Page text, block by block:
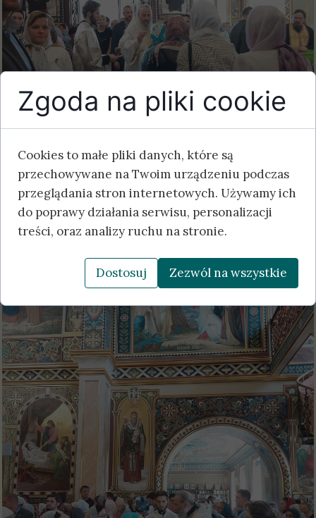
Zgoda na pliki cookie
Cookies to małe pliki danych, które są
przechowywane na Twoim urządzeniu podczas
przeglądania stron internetowych. Używamy ich
do poprawy działania serwisu, personalizacji
treści, oraz analizy ruchu na stronie.
Dostosuj Zezwól na wszystkie